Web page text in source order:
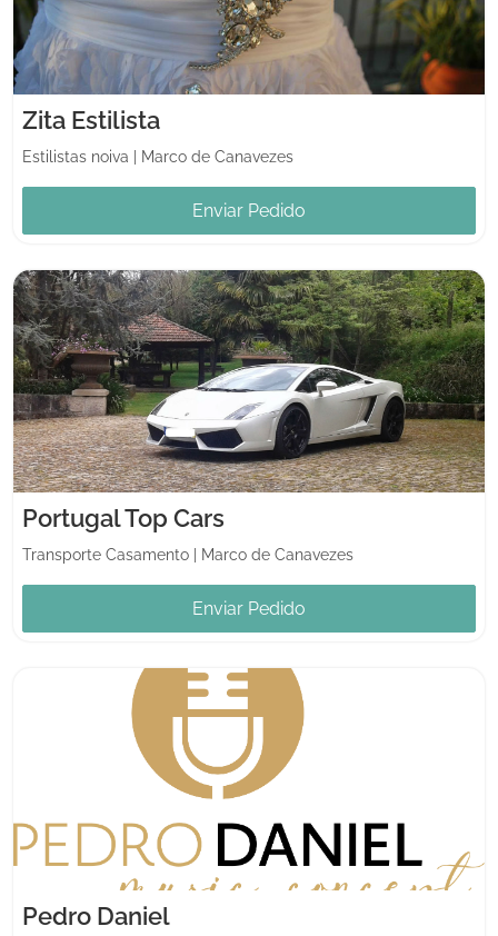
Zita Estilista
Estilistas noiva Marco de Canavezes
Enviar Pedido
Portugal Top Cars
Transporte Casamento Marco de Canavezes
Enviar Pedido
Pedro Daniel